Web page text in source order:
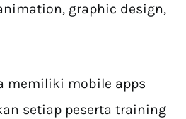
graphic design,
memiliki mobile apps
setiap peserta training